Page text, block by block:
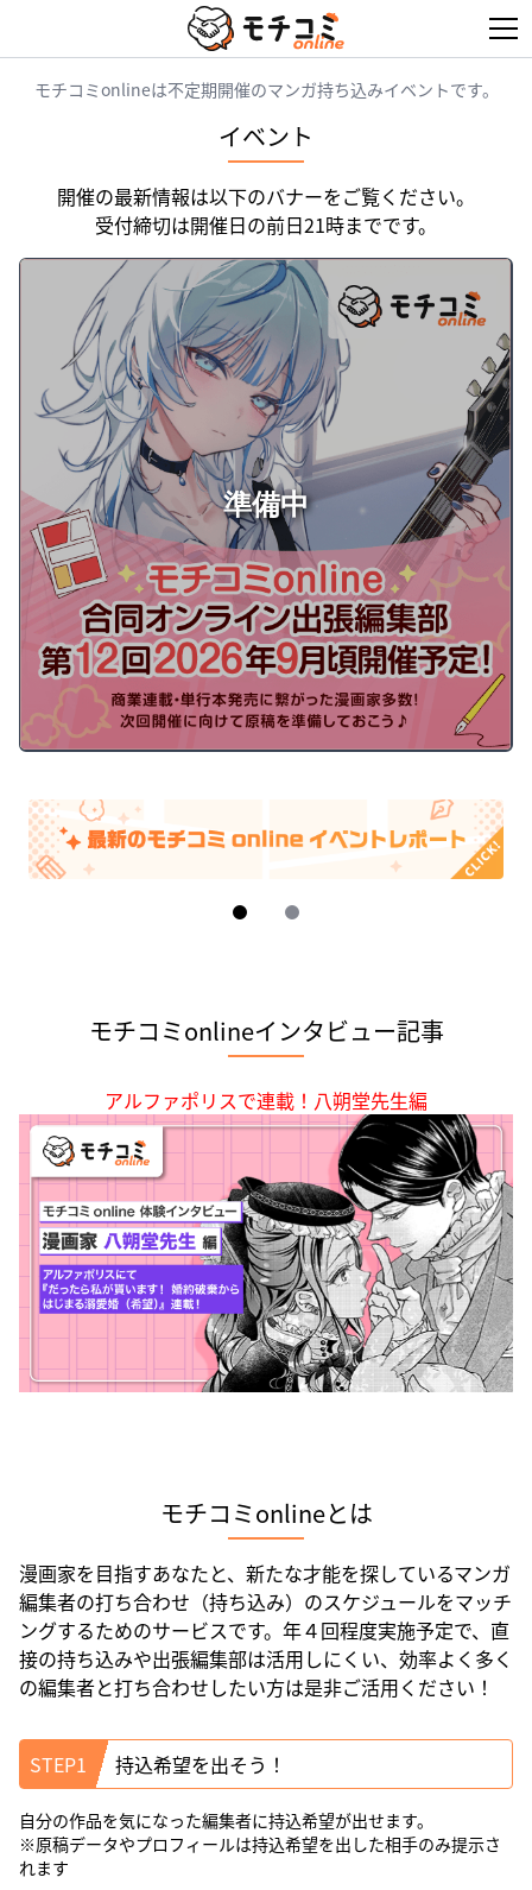
トップページ
サイトの使い方
マンナビ
ご利用規約
プライバシーポリシー
お問い合わせ (持込希望者の方)
お問い合わせ (法人・編集部の方)
運営会社
モチコミonlineは不定期開催のマンガ持ち込みイベントです。
イベント
開催の最新情報は以下のバナーをご覧ください。
受付締切は開催日の前日21時までです。
準備中
f
モチコミonlineインタビュー記事
アルファポリスで連載！八朔堂先生編
モチコミonlineとは
漫画家を目指すあなたと、新たな才能を探しているマンガ
編集者の打ち合わせ（持ち込み）のスケジュールをマッチ
ングするためのサービスです。年４回程度実施予定で、直
接の持ち込みや出張編集部は活用しにくい、効率よく多く
の編集者と打ち合わせしたい方は是非ご活用ください！
STEP1 持込希望を出そう！
自分の作品を気になった編集者に持込希望が出せます。
※原稿データやプロフィールは持込希望を出した相手のみ提示さ
れます